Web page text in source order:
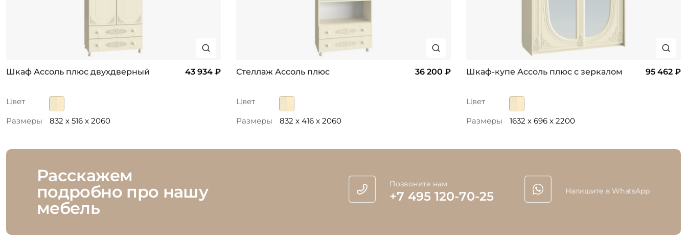
Шкаф Ассоль плюс двухдверный 43 934 ₽
Цвет
Размеры
832 x 516 x 2060
Стеллаж Ассоль плюс 36 200 ₽
Цвет
Размеры
832 x 416 x 2060
Шкаф-купе Ассоль плюс с зеркалом 95 462 ₽
Цвет
Размеры
1632 x 696 x 2200
Расскажем
подробно про нашу
мебель
Позвоните нам
+7 495 120-70-25 Напишите в WhatsApp